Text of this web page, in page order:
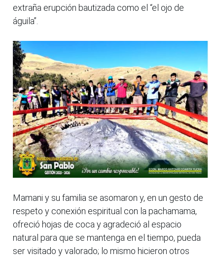
extraña erupción bautizada como el “el ojo de
águila”.
Mamani y su familia se asomaron y, en un gesto de
respeto y conexión espiritual con la pachamama,
ofreció hojas de coca y agradeció al espacio
natural para que se mantenga en el tiempo, pueda
ser visitado y valorado; lo mismo hicieron otros